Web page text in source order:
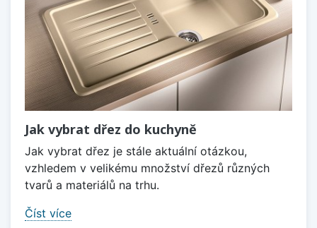
Jak vybrat dřez do kuchyně
Jak vybrat dřez je stále aktuální otázkou,
vzhledem v velikému množství dřezů různých
tvarů a materiálů na trhu.
Číst více